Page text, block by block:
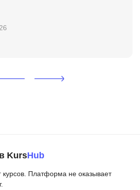
KursHub
курсов. Платформа не оказывает